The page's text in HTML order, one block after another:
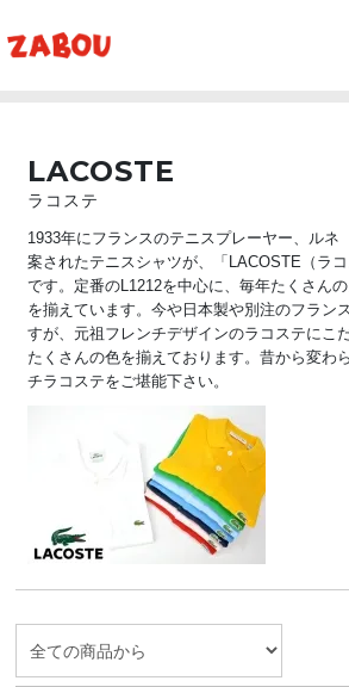
LACOSTE
ラコステ
1933年にフランスのテニスプレーヤー、ル
案されたテニスシャツが、「LACOSTE（ラ
です。定番のL1212を中心に、毎年たくさん
を揃えています。今や日本製や別注のフラン
すが、元祖フレンチデザインのラコステにこ
たくさんの色を揃えております。昔から変わ
チラコステをご堪能下さい。